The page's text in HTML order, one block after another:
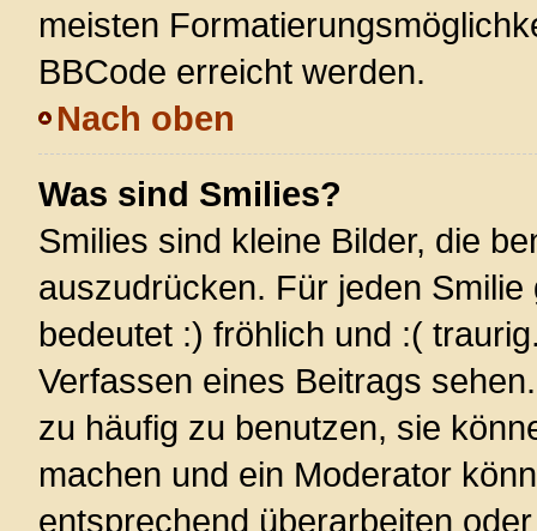
meisten
BBCode erreicht werden.
Nach oben
Was sind Smilies?
Smilies sind kleine Bilder, die
auszudrücken. Für jeden
bedeutet :) fröhlich und :(
Verfassen eines Beitrags
zu häufig zu benutzen, sie
machen und ein Moderator
entsprechend überarbeiten